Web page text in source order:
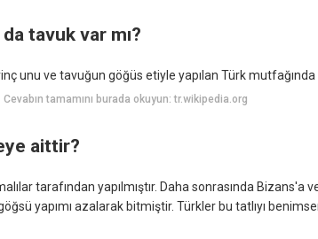
tavuk var mı?
unu ve tavuğun göğüs etiyle yapılan Türk mutfağında
Cevabın tamamını burada okuyun: tr.wikipedia.org
aittir?
tarafından yapılmıştır. Daha sonrasında Bizans'a
yapımı azalarak bitmiştir. Türkler bu tatlıyı